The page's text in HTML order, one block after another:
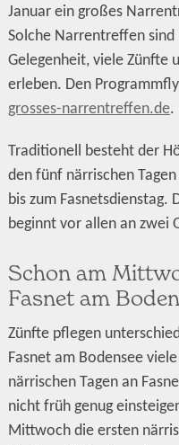
Januar ein großes
Solche Narrentreffen
Gelegenheit, viele Zünfte
erleben. Den
grosses-narrentreffen.de.
Traditionell besteht der
den fünf närrischen
bis zum
beginnt vor allen an zwei
Schon am
Fasnet am
Zünfte pflegen
Fasnet am Bodensee
närrischen Tagen an
nicht früh genug
Mittwoch die ersten